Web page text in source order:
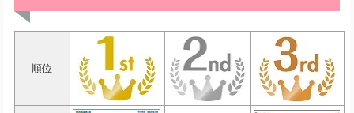
順位